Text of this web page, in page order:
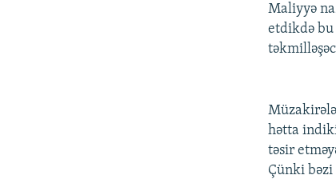
Maliyyə
etdikdə bu
hətta
təsir
Çünki